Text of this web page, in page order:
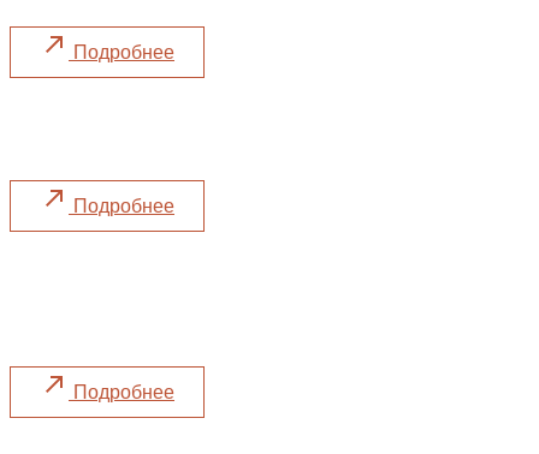
Подробнее
Подробнее
Подробнее